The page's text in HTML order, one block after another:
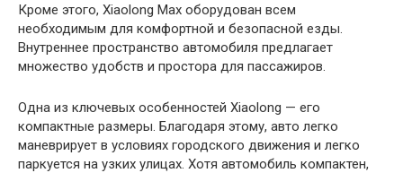
Кроме этого, Xiaolong Max оборудован всем
необходимым для комфортной и безопасной езды.
Внутреннее пространство автомобиля предлагает
множество удобств и простора для пассажиров.
Одна из ключевых особенностей Xiaolong — его
компактные размеры. Благодаря этому, авто легко
маневрирует в условиях городского движения и легко
паркуется на узких улицах. Хотя автомобиль компактен,